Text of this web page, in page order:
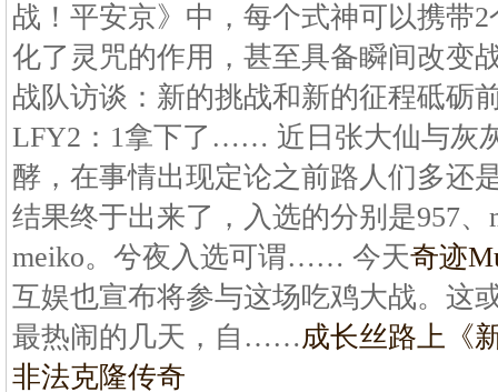
战！平安京》中，每个式神可以携带
化了灵咒的作用，甚至具备瞬间改变
战队访谈：新的挑战和新的征程砥砺
LFY2：1拿下了…… 近日张大仙与灰
酵，在事情出现定论之前路人们多
结果终于出来了，入选的分别是957
meiko。兮夜入选可谓…… 今天奇迹
互娱也宣布将参与这场吃鸡大战。这
最热闹的几天，自……成长丝路上《
非法克隆传奇